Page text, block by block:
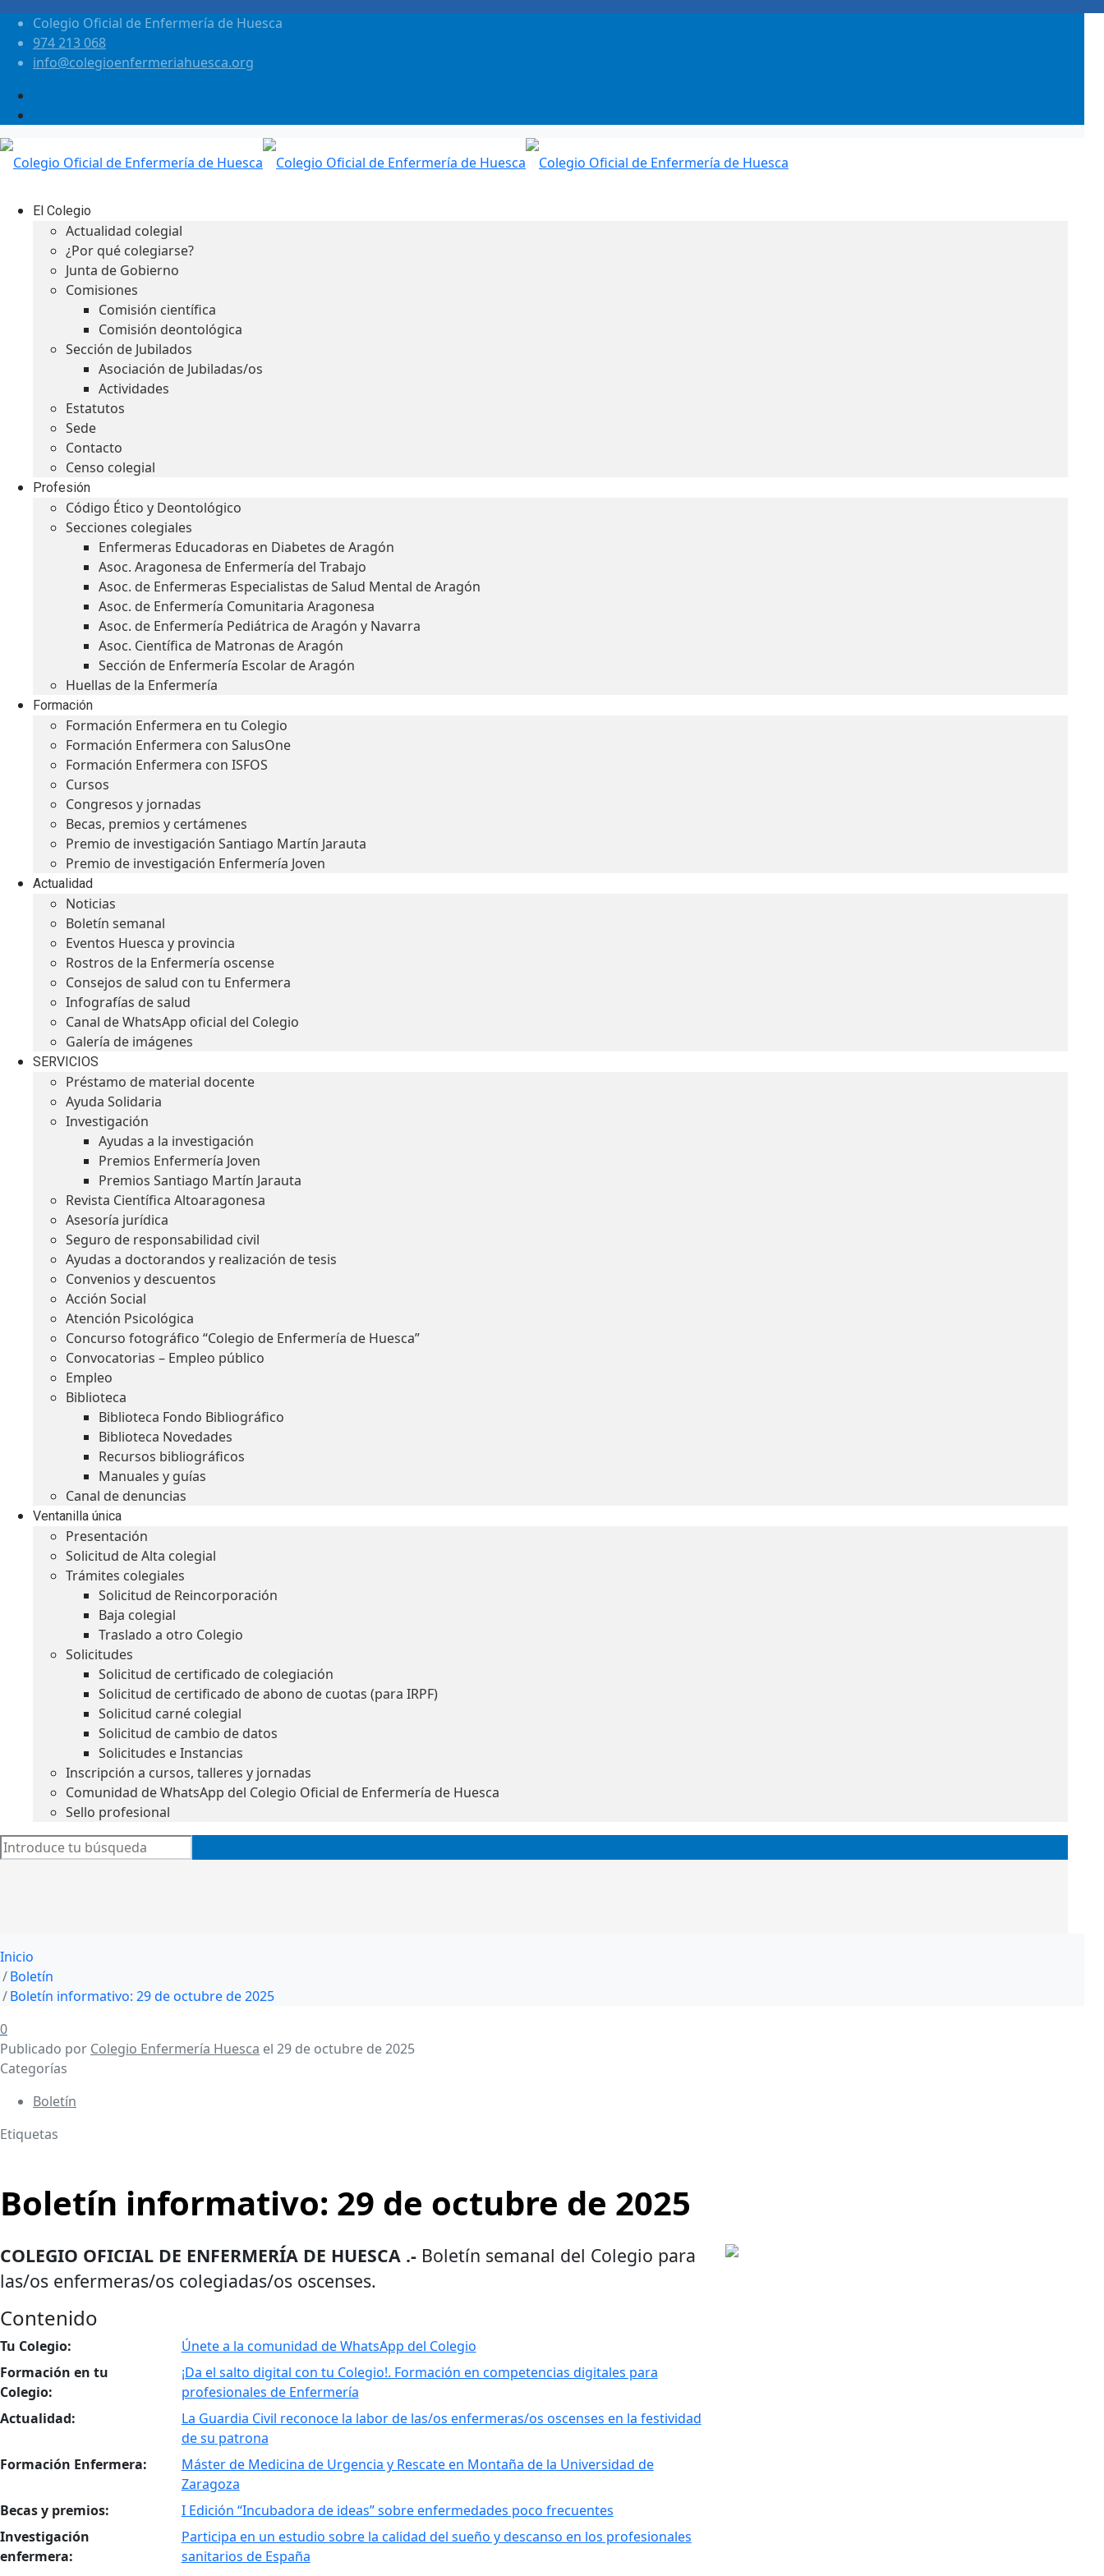
Colegio Oficial de Enfermería de Huesca
974 213 068
info@colegioenfermeriahuesca.org
El Colegio
Actualidad colegial
¿Por qué colegiarse?
Junta de Gobierno
Comisiones
Comisión científica
Comisión deontológica
Sección de Jubilados
Asociación de Jubiladas/os
Actividades
Estatutos
Sede
Contacto
Censo colegial
Profesión
Código Ético y Deontológico
Secciones colegiales
Enfermeras Educadoras en Diabetes de Aragón
Asoc. Aragonesa de Enfermería del Trabajo
Asoc. de Enfermeras Especialistas de Salud Mental de Aragón
Asoc. de Enfermería Comunitaria Aragonesa
Asoc. de Enfermería Pediátrica de Aragón y Navarra
Asoc. Científica de Matronas de Aragón
Sección de Enfermería Escolar de Aragón
Huellas de la Enfermería
Formación
Formación Enfermera en tu Colegio
Formación Enfermera con SalusOne
Formación Enfermera con ISFOS
Cursos
Congresos y jornadas
Becas, premios y certámenes
Premio de investigación Santiago Martín Jarauta
Premio de investigación Enfermería Joven
Actualidad
Noticias
Boletín semanal
Eventos Huesca y provincia
Rostros de la Enfermería oscense
Consejos de salud con tu Enfermera
Infografías de salud
Canal de WhatsApp oficial del Colegio
Galería de imágenes
SERVICIOS
Préstamo de material docente
Ayuda Solidaria
Investigación
Ayudas a la investigación
Premios Enfermería Joven
Premios Santiago Martín Jarauta
Revista Científica Altoaragonesa
Asesoría jurídica
Seguro de responsabilidad civil
Ayudas a doctorandos y realización de tesis
Convenios y descuentos
Acción Social
Atención Psicológica
Concurso fotográfico “Colegio de Enfermería de Huesca”
Convocatorias – Empleo público
Empleo
Biblioteca
Biblioteca Fondo Bibliográfico
Biblioteca Novedades
Recursos bibliográficos
Manuales y guías
Canal de denuncias
Ventanilla única
Presentación
Solicitud de Alta colegial
Trámites colegiales
Solicitud de Reincorporación
Baja colegial
Traslado a otro Colegio
Solicitudes
Solicitud de certificado de colegiación
Solicitud de certificado de abono de cuotas (para IRPF)
Solicitud carné colegial
Solicitud de cambio de datos
Solicitudes e Instancias
Inscripción a cursos, talleres y jornadas
Comunidad de WhatsApp del Colegio Oficial de Enfermería de Huesca
Sello profesional
Inicio
Boletín
Boletín informativo: 29 de octubre de 2025
0
Publicado por Colegio Enfermería Huesca el 29 de octubre de 2025
Categorías
Boletín
Etiquetas
Boletín informativo: 29 de octubre de 2025
COLEGIO OFICIAL DE ENFERMERÍA DE HUESCA .- Boletín semanal del Colegio para
las/os enfermeras/os colegiadas/os oscenses.
Contenido
Tu Colegio:
Únete a la comunidad de WhatsApp del Colegio
Formación en tu
Colegio:
¡Da el salto digital con tu Colegio!. Formación en competencias digitales para
profesionales de Enfermería
Actualidad:
La Guardia Civil reconoce la labor de las/os enfermeras/os oscenses en la festividad
de su patrona
Formación Enfermera:
Máster de Medicina de Urgencia y Rescate en Montaña de la Universidad de
Zaragoza
Becas y premios:
I Edición “Incubadora de ideas” sobre enfermedades poco frecuentes
Investigación
enfermera:
Participa en un estudio sobre la calidad del sueño y descanso en los profesionales
sanitarios de España